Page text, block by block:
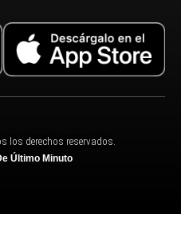
los derechos reservados.
Último Minuto